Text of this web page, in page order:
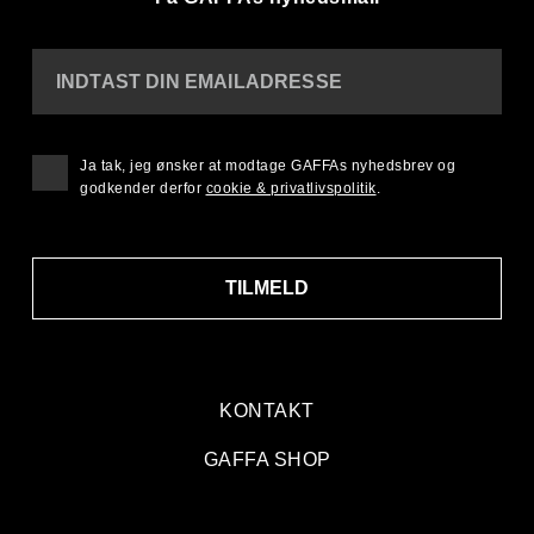
KONTAKT
GAFFA SHOP
INDTAST DIN EMAILADRESSE
TILMELD
Ja tak, jeg ønsker at modtage GAFFAs nyhedsbrev og
godkender derfor cookie & privatlivspolitik.